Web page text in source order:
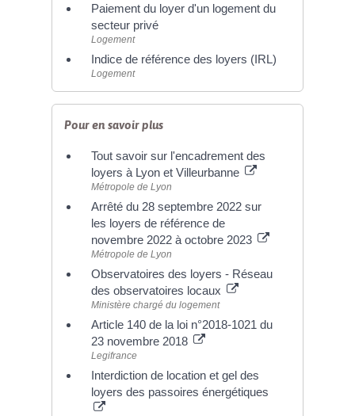
Paiement du loyer d'un logement du
secteur privé
Logement
Indice de référence des loyers (IRL)
Logement
Pour en savoir plus
Tout savoir sur l'encadrement des
loyers à Lyon et Villeurbanne
Métropole de Lyon
Arrêté du 28 septembre 2022 sur
les loyers de référence de
novembre 2022 à octobre 2023
Métropole de Lyon
Observatoires des loyers - Réseau
des observatoires locaux
Ministère chargé du logement
Article 140 de la loi n°2018-1021 du
23 novembre 2018
Legifrance
Interdiction de location et gel des
loyers des passoires énergétiques